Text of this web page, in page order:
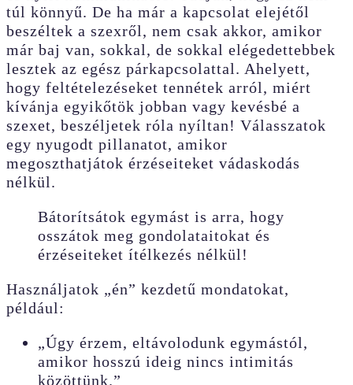
túl könnyű. De ha már a kapcsolat elejétől
beszéltek a szexről, nem csak akkor, amikor
már baj van, sokkal, de sokkal elégedettebbek
lesztek az egész párkapcsolattal. Ahelyett,
hogy feltételezéseket tennétek arról, miért
kívánja egyikőtök jobban vagy kevésbé a
szexet, beszéljetek róla nyíltan! Válasszatok
egy nyugodt pillanatot, amikor
megoszthatjátok érzéseiteket vádaskodás
nélkül.
Bátorítsátok egymást is arra, hogy
osszátok meg gondolataitokat és
érzéseiteket ítélkezés nélkül!
Használjatok „én” kezdetű mondatokat,
például:
„Úgy érzem, eltávolodunk egymástól,
amikor hosszú ideig nincs intimitás
közöttünk.”